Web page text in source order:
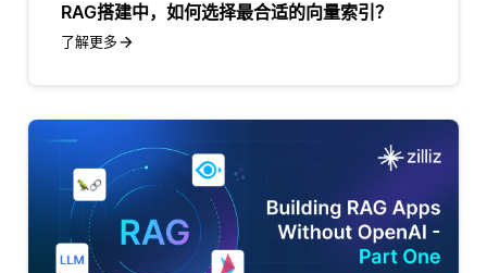
RAG搭建中，如何选择最合适的向量索引？
了解更多